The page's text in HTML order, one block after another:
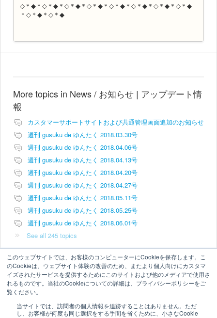
このウェブサイトでは、お客様のコンピューターにCookieを保存します。こ
のCookieは、ウェブサイト体験の改善のため、またより個人向けにカスタマ
イズされたサービスを提供するためにこのサイトおよび他のメディアで使用さ
れるものです。当社のCookieについての詳細は、プライバシーポリシーをご
覧ください。
当サイトでは、訪問者の個人情報を追跡することはありません。ただ
し、お客様が何度も同じ選択をする手間を省くために、小さなCookie
◇＊◆＊◇＊◆＊◇＊◆＊◇＊◆＊◇＊◆＊◇＊◆＊◇＊◆＊◇＊◆
＊◇＊◆＊◇＊◆
More topics in News / お知らせ | アップデート情
報
カスタマーサポートサイトおよび共通管理画面追加のお知らせ
週刊 gusuku de ゆんたく 2018.03.30号
週刊 gusuku de ゆんたく 2018.04.06号
週刊 gusuku de ゆんたく 2018.04.13号
週刊 gusuku de ゆんたく 2018.04.20号
週刊 gusuku de ゆんたく 2018.04.27号
週刊 gusuku de ゆんたく 2018.05.11号
週刊 gusuku de ゆんたく 2018.05.25号
週刊 gusuku de ゆんたく 2018.06.01号
See all 245 topics